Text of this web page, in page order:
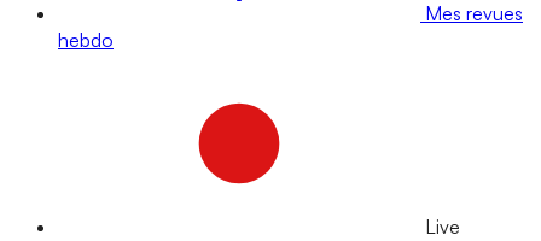
Mes revues
hebdo
Live